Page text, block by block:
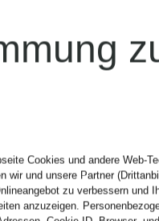
Cookies und andere Web-
wir und unsere Partner
zu verbessern und
anzuzeigen.